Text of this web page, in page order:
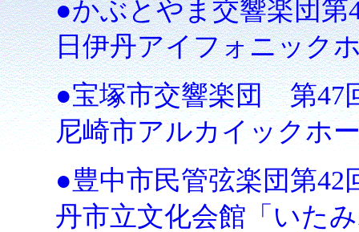
●かぶとやま交響楽団第
日伊丹アイフォニック
●宝塚市交響楽団 第47
尼崎市アルカイックホ
●豊中市民管弦楽団第42
丹市立文化会館「いた